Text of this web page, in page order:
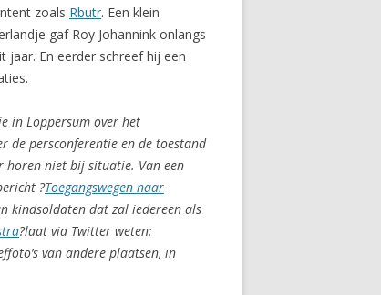
zoals Rbutr. Een klein
gaf Roy Johannink onlangs
jaar. En eerder schreef hij een
in Loppersum over het
de persconferentie en de toestand
horen niet bij situatie. Van een
?Toegangswegen naar
kindsoldaten dat zal iedereen als
?laat via Twitter weten:
van andere plaatsen, in